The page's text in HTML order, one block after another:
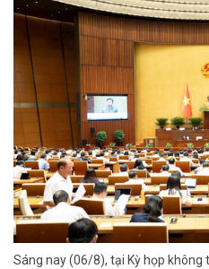
Sáng nay (06/8), tại Kỳ họp không